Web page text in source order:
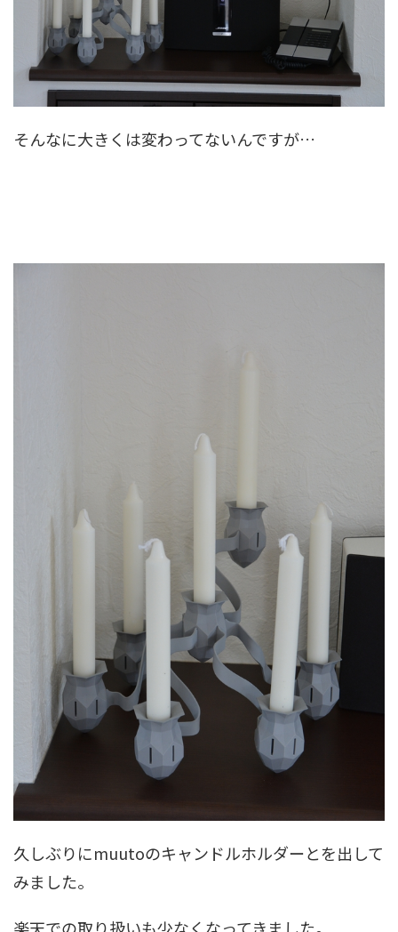
そんなに大きくは変わってないんですが…
久しぶりにmuutoのキャンドルホルダーとを出して
みました。
楽天での取り扱いも少なくなってきました。